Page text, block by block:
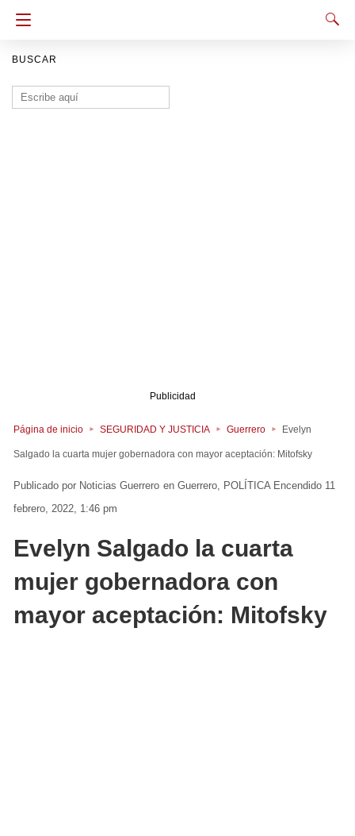
BUSCAR
Buscar:
Publicidad
Página de inicio SEGURIDAD Y JUSTICIA Guerrero Evelyn
Salgado la cuarta mujer gobernadora con mayor aceptación: Mitofsky
Noticias Guerrero en Guerrero POLÍTICA Encendido 11
febrero, 2022, 1:46 pm
Evelyn Salgado la cuarta
mujer gobernadora con
mayor aceptación: Mitofsky